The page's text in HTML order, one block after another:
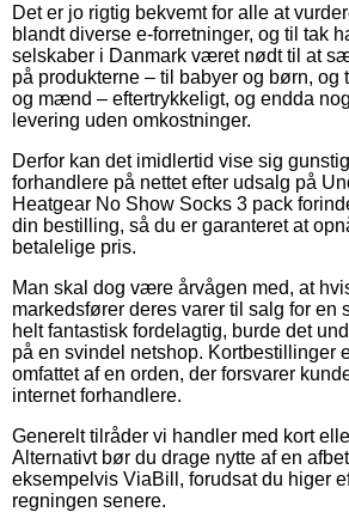
Det er jo rigtig bekvemt for alle at
blandt diverse e-forretninger, og til tak
selskaber i Danmark været nødt til at
på produkterne – til babyer og børn, og
og mænd – eftertrykkeligt, og endda
levering uden omkostninger.
Derfor kan det imidlertid vise sig
forhandlere på nettet efter udsalg på
Heatgear No Show Socks 3 pack
din bestilling, så du er garanteret at
betalelige pris.
Man skal dog være årvågen med, at
markedsfører deres varer til salg for en
helt fantastisk fordelagtig, burde det
på en svindel netshop. Kortbestillinger
omfattet af en orden, der forsvarer
internet forhandlere.
Generelt tilråder vi handler med kort
Alternativt bør du drage nytte af en
eksempelvis ViaBill, forudsat du higer
regningen senere.